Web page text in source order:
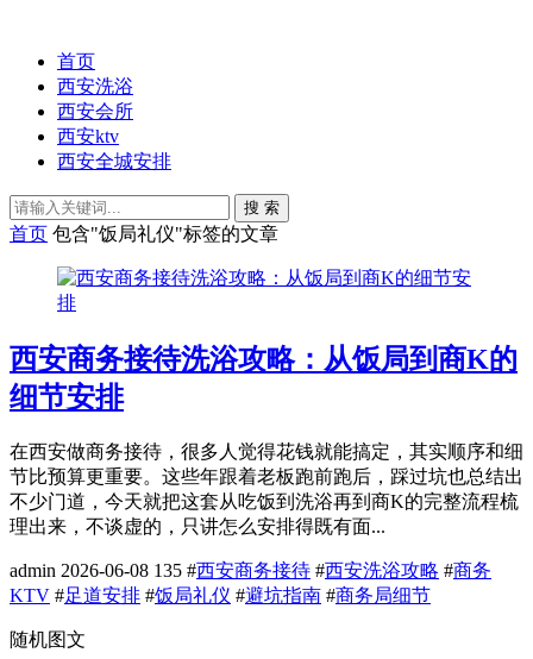
首页
西安洗浴
西安会所
西安ktv
西安全城安排
搜 索
首页 包含"饭局礼仪"标签的文章
西安商务接待洗浴攻略：从饭局到商K的
细节安排
在西安做商务接待，很多人觉得花钱就能搞定，其实顺序和细
节比预算更重要。这些年跟着老板跑前跑后，踩过坑也总结出
不少门道，今天就把这套从吃饭到洗浴再到商K的完整流程梳
理出来，不谈虚的，只讲怎么安排得既有面...
admin 2026-06-08 135 #西安商务接待 #西安洗浴攻略 #商务
KTV #足道安排 #饭局礼仪 #避坑指南 #商务局细节
随机图文